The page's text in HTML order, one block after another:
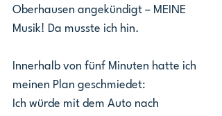
Oberhausen angekündigt – MEINE
Musik! Da musste ich hin.
Innerhalb von fünf Minuten hatte ich
meinen Plan geschmiedet:
Ich würde mit dem Auto nach